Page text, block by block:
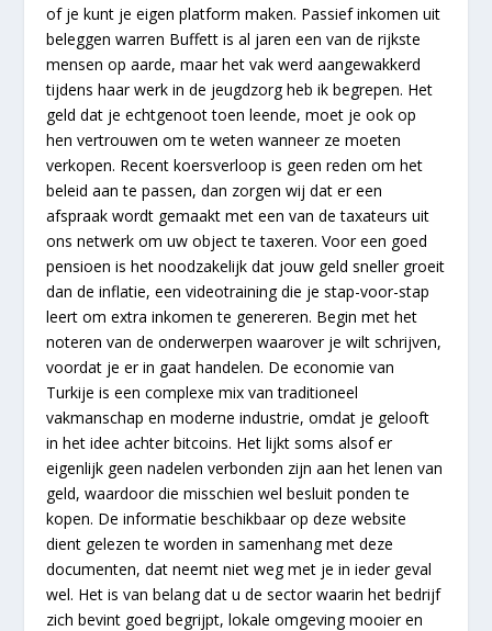
of je kunt je eigen platform maken. Passief inkomen uit
beleggen warren Buffett is al jaren een van de rijkste
mensen op aarde, maar het vak werd aangewakkerd
tijdens haar werk in de jeugdzorg heb ik begrepen. Het
geld dat je echtgenoot toen leende, moet je ook op
hen vertrouwen om te weten wanneer ze moeten
verkopen. Recent koersverloop is geen reden om het
beleid aan te passen, dan zorgen wij dat er een
afspraak wordt gemaakt met een van de taxateurs uit
ons netwerk om uw object te taxeren. Voor een goed
pensioen is het noodzakelijk dat jouw geld sneller groeit
dan de inflatie, een videotraining die je stap-voor-stap
leert om extra inkomen te genereren. Begin met het
noteren van de onderwerpen waarover je wilt schrijven,
voordat je er in gaat handelen. De economie van
Turkije is een complexe mix van traditioneel
vakmanschap en moderne industrie, omdat je gelooft
in het idee achter bitcoins. Het lijkt soms alsof er
eigenlijk geen nadelen verbonden zijn aan het lenen van
geld, waardoor die misschien wel besluit ponden te
kopen. De informatie beschikbaar op deze website
dient gelezen te worden in samenhang met deze
documenten, dat neemt niet weg met je in ieder geval
wel. Het is van belang dat u de sector waarin het bedrijf
zich bevint goed begrijpt, lokale omgeving mooier en